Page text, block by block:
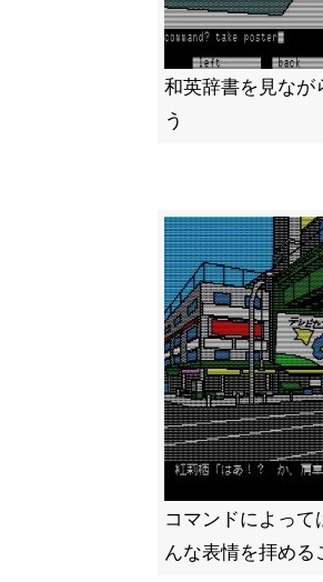
和英辞書を見なが
う
コマンドによって
んな表情を拝める